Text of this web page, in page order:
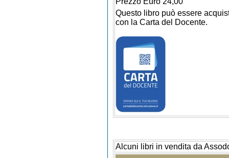
Questo libro può essere
con la Carta del Docente.
Alcuni libri in vendita da